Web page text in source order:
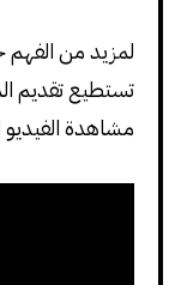
لمزيد من الفهم
تستطيع تقديم
مشاهدة الفيديو